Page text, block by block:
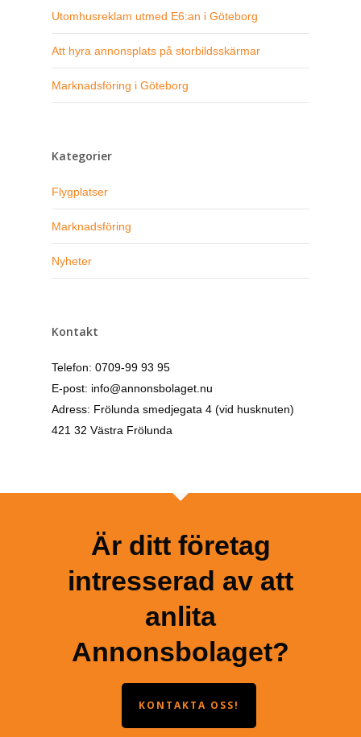
Utomhusreklam utmed E6:an i Göteborg
Att hyra annonsplats på storbildsskärmar
Marknadsföring i Göteborg
Kategorier
Flygplatser
Marknadsföring
Nyheter
Kontakt
Telefon: 0709-99 93 95
E-post: info@annonsbolaget.nu
Adress: Frölunda smedjegata 4 (vid husknuten)
421 32 Västra Frölunda
Är ditt företag
intresserad av att
anlita
Annonsbolaget?
KONTAKTA OSS!